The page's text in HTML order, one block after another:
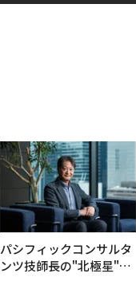
パシフィックコンサルタ
ンツ技師長の"北極星"。